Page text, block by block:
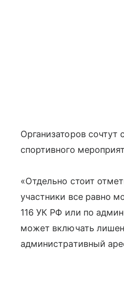
Организаторов сочтут
спортивного
«Отдельно стоит
участники все равно
116 УК РФ или по
может включать
административный